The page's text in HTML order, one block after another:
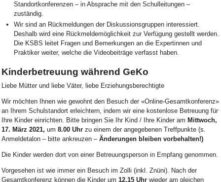
Standortkonferenzen – in Absprache mit den Schulleitungen –
zuständig.
Wir sind an Rückmeldungen der Diskussionsgruppen interessiert.
Deshalb wird eine Rückmeldemöglichkeit zur Verfügung gestellt werden.
Die KSBS leitet Fragen und Bemerkungen an die Expertinnen und
Praktiker weiter, welche die Videobeiträge verfasst haben.
Kinderbetreuung während GeKo
Liebe Mütter und liebe Väter, liebe Erziehungsberechtigte
Wir möchten Ihnen wie gewohnt den Besuch der «Online-Gesamtkonferenz»
an Ihrem Schulstandort erleichtern, indem wir eine kostenlose Betreuung für
Ihre Kinder einrichten. Bitte bringen Sie Ihr Kind / Ihre Kinder am Mittwoch,
17. März 2021, um 8.00 Uhr zu einem der angegebenen Treffpunkte (s.
Anmeldetalon – bitte ankreuzen – Änderungen bleiben vorbehalten!)
Die Kinder werden dort von einer Betreuungsperson in Empfang genommen.
Vorgesehen ist wie immer ein Besuch im Zolli (inkl. Znüni). Nach der
Gesamtkonferenz können die Kinder um 12.15 Uhr wieder am gleichen